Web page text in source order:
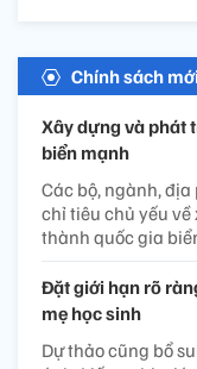
Chính sách
Xây dựng và phát
biển mạnh
Các bộ, ngành,
chỉ tiêu chủ yếu
thành quốc gia
Đặt giới hạn rõ
mẹ học sinh
Dự thảo cũng bổ